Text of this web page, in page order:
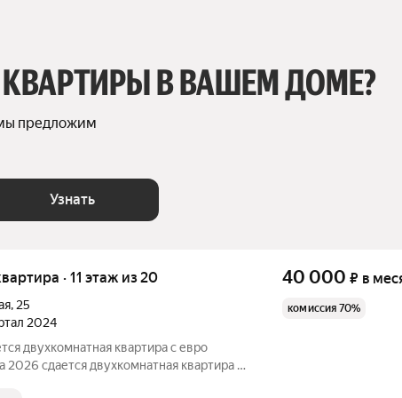
В ВАШЕМ ДОМЕ?
предложим
Узнать
· 11 этаж из 20
, 25
2024
двухкомнатная квартира с евро
2026 сдается двухкомнатная квартира с
40 000 ₽ в
комиссия 70%